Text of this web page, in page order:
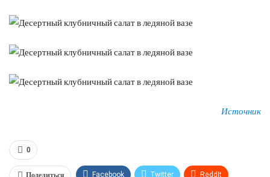
Источник
0
Поделиться Facebook Twitter ReddIt